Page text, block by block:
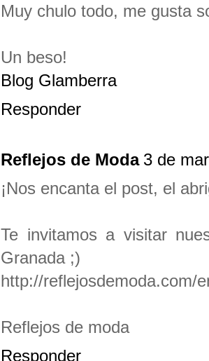
Muy chulo todo, me gusta
Un beso!
Blog Glamberra
Responder
Reflejos de Moda 3 de
¡Nos encanta el post, el
Te invitamos a visitar
Granada ;)
http://reflejosdemoda.com/
Reflejos de moda
Responder